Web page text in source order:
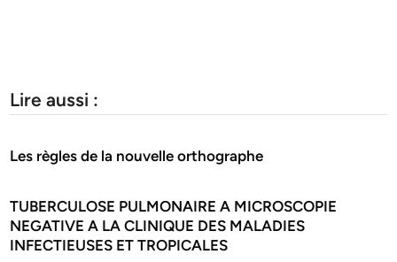
Lire aussi :
Les règles de la nouvelle orthographe
TUBERCULOSE PULMONAIRE A MICROSCOPIE
NEGATIVE A LA CLINIQUE DES MALADIES
INFECTIEUSES ET TROPICALES